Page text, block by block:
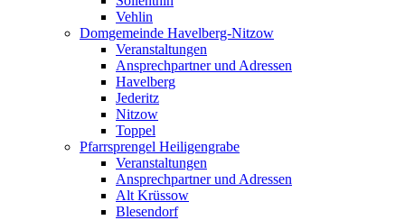
Vehlin
Domgemeinde Havelberg-Nitzow
Veranstaltungen
Ansprechpartner und Adressen
Havelberg
Jederitz
Nitzow
Toppel
Pfarrsprengel Heiligengrabe
Veranstaltungen
Ansprechpartner und Adressen
Alt Krüssow
Blesendorf